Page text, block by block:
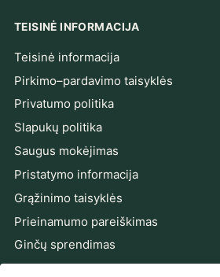
TEISINĖ INFORMACIJA
Teisinė informacija
Pirkimo–pardavimo taisyklės
Privatumo politika
Slapukų politika
Saugus mokėjimas
Pristatymo informacija
Grąžinimo taisyklės
Prieinamumo pareiškimas
Ginčų sprendimas